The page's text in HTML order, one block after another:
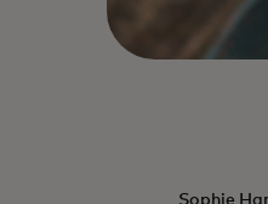
Sophie